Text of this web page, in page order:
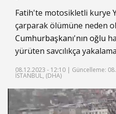
Fatih'te motosikletli kurye
çarparak ölümüne neden
Cumhurbaşkanı'nın oğlu
yürüten savcılıkça
08.12.2023 - 12:10 | Güncelleme:
İSTANBUL, (DHA)